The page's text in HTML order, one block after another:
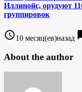
Иллинойс, орудуют
группировок
access_time10 месяц(ев)назад
About the author